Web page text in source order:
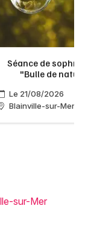
Séance de
"Bulle de nature"
Le 21/08/2026
Blainville-sur-Mer
sur-Mer